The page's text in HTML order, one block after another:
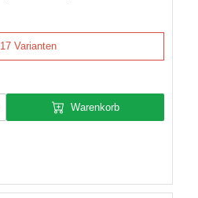
17 Varianten
Warenkorb